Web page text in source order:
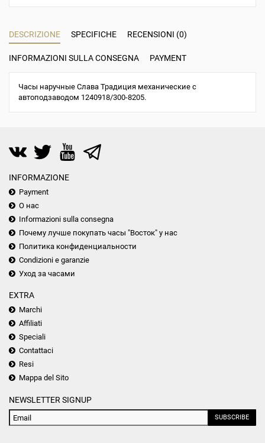
DESCRIZIONE SPECIFICHE RECENSIONI (0)
INFORMAZIONI SULLA CONSEGNA PAYMENT
Часы наручные Слава Традиция механические с
автоподзаводом 1240918/300-8205.
INFORMAZIONE
Payment
О нас
Informazioni sulla consegna
Почему лучше покупать часы "Восток" у нас
Политика конфиденциальности
Condizioni e garanzie
Уход за часами
EXTRA
Marchi
Affiliati
Speciali
Contattaci
Resi
Mappa del Sito
NEWSLETTER SIGNUP
SUBSCRIBE